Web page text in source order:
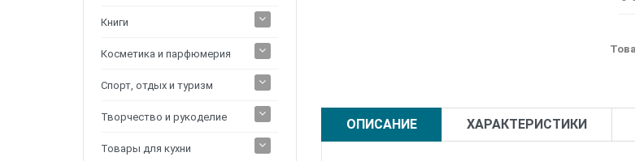
Книги
Косметика и парфюмерия
Спорт, отдых и туризм
Творчество и рукоделие
Товары для кухни
ОПИСАНИЕ ХАРАКТЕРИСТИКИ